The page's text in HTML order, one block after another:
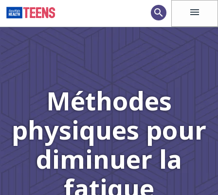
menu
search
Méthodes
physiques pour
diminuer la
fatigue